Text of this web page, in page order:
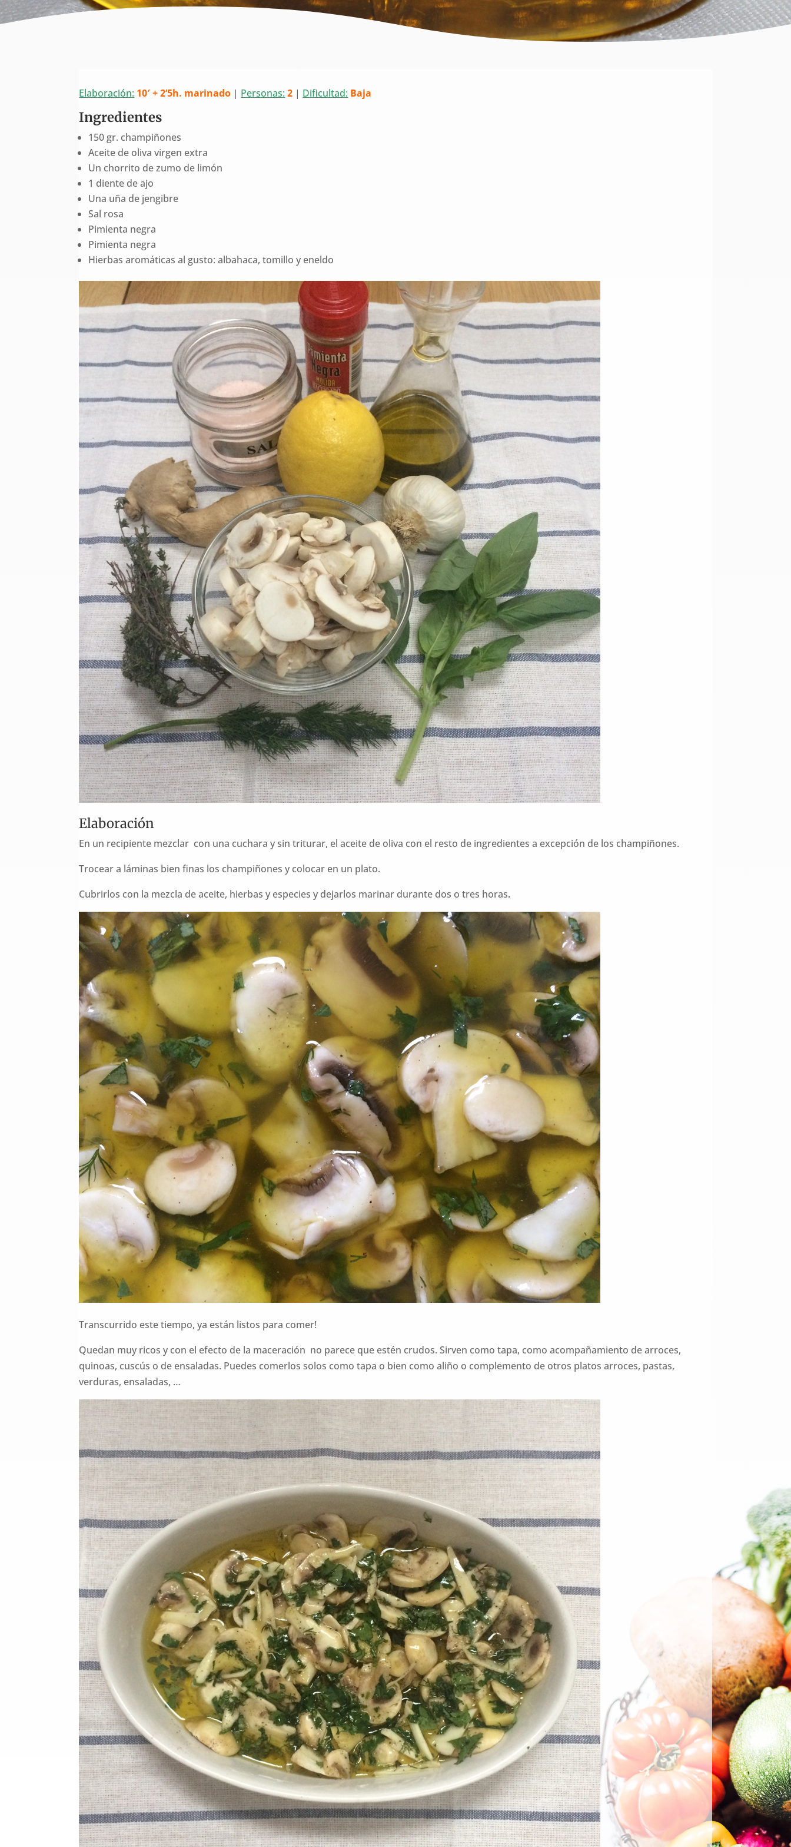
Elaboración: 10′ + 2’5h. marinado | Personas: 2 | Dificultad: Baja
Ingredientes
150 gr. champiñones
Aceite de oliva virgen extra
Un chorrito de zumo de limón
1 diente de ajo
Una uña de jengibre
Sal rosa
Pimienta negra
Pimienta negra
Hierbas aromáticas al gusto: albahaca, tomillo y eneldo
Elaboración
En un recipiente mezclar con una cuchara y sin triturar, el aceite de oliva con el resto de ingredientes a excepción de los champiñones.
Trocear a láminas bien finas los champiñones y colocar en un plato.
Cubrirlos con la mezcla de aceite, hierbas y especies y dejarlos marinar durante dos o tres horas.
Transcurrido este tiempo, ya están listos para comer!
Quedan muy ricos y con el efecto de la maceración no parece que estén crudos. Sirven como tapa, como acompañamiento de arroces,
quinoas, cuscús o de ensaladas. Puedes comerlos solos como tapa o bien como aliño o complemento de otros platos arroces, pastas,
verduras, ensaladas, …